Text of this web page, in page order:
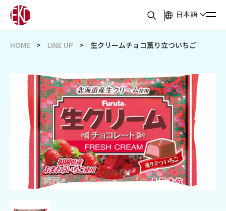
日本語
HOME LINE UP 生クリームチョコ薫り立ついちご